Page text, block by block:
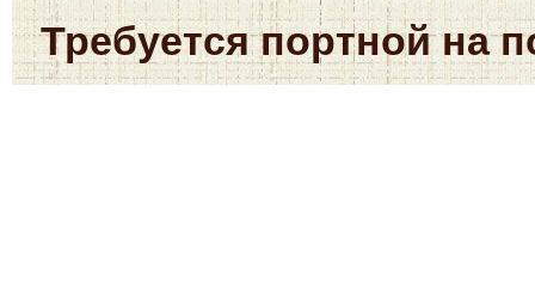
Требуется портной на